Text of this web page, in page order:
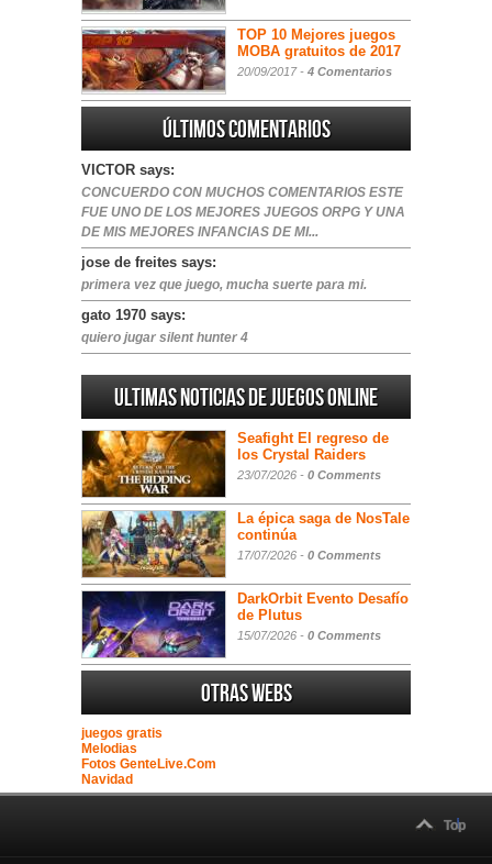
TOP 10 Mejores juegos
MOBA gratuitos de 2017
20/09/2017 - 4 Comentarios
Últimos comentarios
VICTOR says:
CONCUERDO CON MUCHOS COMENTARIOS ESTE
FUE UNO DE LOS MEJORES JUEGOS ORPG Y UNA
DE MIS MEJORES INFANCIAS DE MI...
jose de freites says:
primera vez que juego, mucha suerte para mi.
gato 1970 says:
quiero jugar silent hunter 4
Ultimas noticias de juegos online
Seafight El regreso de
los Crystal Raiders
23/07/2026 - 0 Comments
La épica saga de NosTale
continúa
17/07/2026 - 0 Comments
DarkOrbit Evento Desafío
de Plutus
15/07/2026 - 0 Comments
Otras webs
juegos gratis
Melodias
Fotos GenteLive.Com
Navidad
Top